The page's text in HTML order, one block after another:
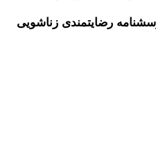
رضایتمندی زناشویی